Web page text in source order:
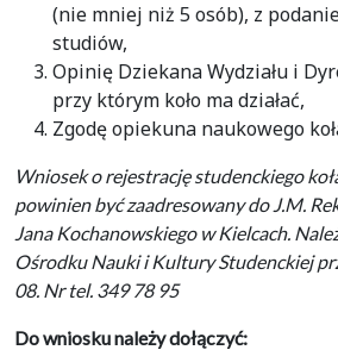
(nie mniej niż 5 osób), z
studiów,
Opinię Dziekana Wydziału i
przy którym koło ma działać,
Zgodę opiekuna naukowego
Wniosek o rejestrację studenckiego
powinien być zaadresowany do J.M.
Jana Kochanowskiego w Kielcach.
Ośrodku Nauki i Kultury Studenckiej
08. Nr tel. 349 78 95
Do wniosku należy dołączyć: